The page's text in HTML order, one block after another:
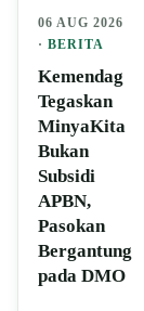
06 AUG 2026
· BERITA
Kemendag
Tegaskan
MinyaKita
Bukan
Subsidi
APBN,
Pasokan
Bergantung
pada DMO